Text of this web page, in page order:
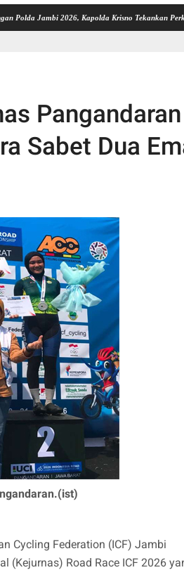
2026, Kapolda Krisno Tekankan Perkuat Tata
Pangandaran
Sabet Dua
Cycling Federation (ICF) Jambi
(Kejurnas) Road Race ICF 2026